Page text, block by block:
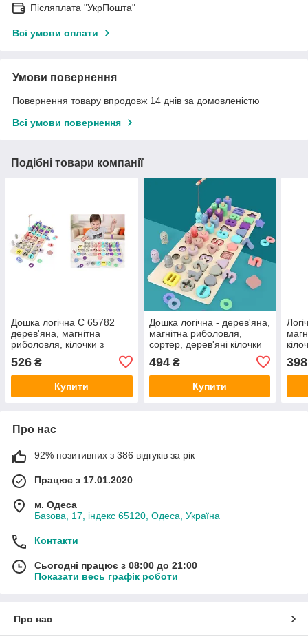
Післяплата "УкрПошта"
Всі умови оплати
Умови повернення
Повернення товару впродовж 14 днів за домовленістю
Всі умови повернення
Подібні товари компанії
Дошка логічна C 65782
дерев'яна, магнітна
риболовля, кілочки з
кільцями, сортер, цифри,
геометричні фігури
526 ₴
Купити
Дошка логічна - дерев'яна,
магнітна риболовля,
сортер, дерев'яні кілочки
494₴
Купити
398
Про нас
92% позитивних з 386 відгуків за рік
Працює з 17.01.2020
м. Одеса
Базова, 17, індекс 65120, Одеса, Україна
Контакти
Сьогодні працює з 08:00 до 21:00
Показати весь графік роботи
Про нас